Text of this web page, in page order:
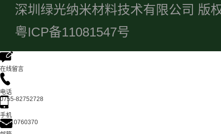
深圳绿光纳米材料技术有限公司 版
粤ICP备11081547号
在线留言
电话
0755-82752728
手机
13510760370